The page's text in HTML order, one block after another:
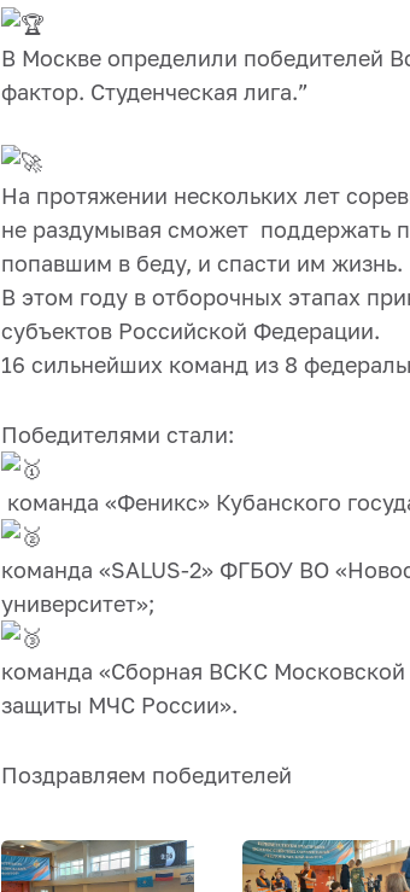
В Москве определили победителей
фактор. Студенческая лига.”
На протяжении нескольких лет
не раздумывая сможет поддержать
попавшим в беду, и спасти им жизнь.
В этом году в отборочных этапах
субъектов Российской Федерации.
16 сильнейших команд из 8
Победителями стали:
команда «Феникс» Кубанского
команда «SALUS-2» ФГБОУ ВО
университет»;
команда «Сборная ВСКС
защиты МЧС России».
Поздравляем победителей